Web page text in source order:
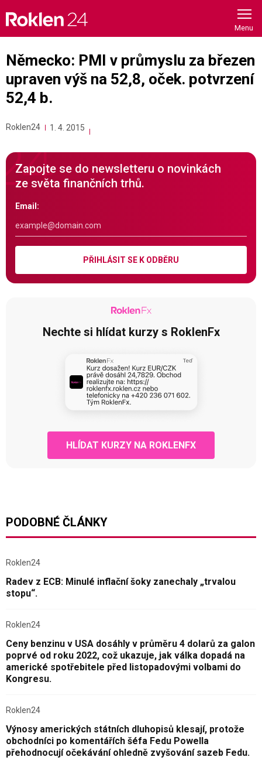
content
Německo: PMI v průmyslu za březen
upraven výš na 52,8, oček. potvrzení
52,4 b.
Roklen24 1. 4. 2015
Zapojte se do newsletteru o novinkách
ze světa finančních trhů.
Email:
PŘIHLÁSIT SE K ODBĚRU
Nechte si hlídat kurzy s RoklenFx
HLÍDAT KURZY NA ROKLENFX
PODOBNÉ ČLÁNKY
Roklen24
Radev z ECB: Minulé inflační šoky zanechaly „trvalou
stopu“.
Roklen24
Ceny benzinu v USA dosáhly v průměru 4 dolarů za galon
poprvé od roku 2022, což ukazuje, jak válka dopadá na
americké spotřebitele před listopadovými volbami do
Kongresu.
Roklen24
Výnosy amerických státních dluhopisů klesají, protože
obchodníci po komentářích šéfa Fedu Powella
přehodnocují očekávání ohledně zvyšování sazeb Fedu.